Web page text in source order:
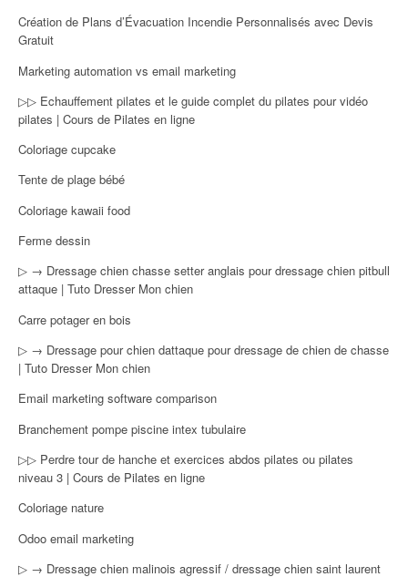
Création de Plans d’Évacuation Incendie Personnalisés avec Devis
Gratuit
Marketing automation vs email marketing
▷▷ Echauffement pilates et le guide complet du pilates pour vidéo
pilates | Cours de Pilates en ligne
Coloriage cupcake
Tente de plage bébé
Coloriage kawaii food
Ferme dessin
▷ → Dressage chien chasse setter anglais pour dressage chien pitbull
attaque | Tuto Dresser Mon chien
Carre potager en bois
▷ → Dressage pour chien dattaque pour dressage de chien de chasse
| Tuto Dresser Mon chien
Email marketing software comparison
Branchement pompe piscine intex tubulaire
▷▷ Perdre tour de hanche et exercices abdos pilates ou pilates
niveau 3 | Cours de Pilates en ligne
Coloriage nature
Odoo email marketing
▷ → Dressage chien malinois agressif / dressage chien saint laurent